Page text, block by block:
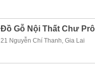
Đồ Gỗ Nội Thất Chư
21 Nguyễn Chí Thanh, Gia Lai